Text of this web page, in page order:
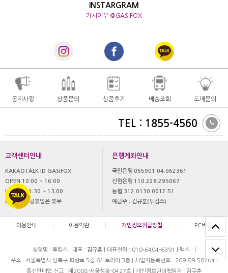
INSTARGRAM
가시여우 @GASIFOX
공지사항 상품문의 상품후기 배송조회 도매문의
TEL : 1855-4560
고객센터안내
KAKAOTALK ID GASIFOX
OPEN 10:00 ~ 16:00
LUNCH 11:30 ~ 13:00
OFF 토,일 공휴일은 휴무
은행계좌안내
국민은행 065901.04.062361
신한은행 110.228.295067
농협 312.0130.0012.51
예금주 : 김규훈(투킴스)
이용안내 이용약관 개인정보취급방침 PC버젼
상점명 : 투킴스 대표 : 김규훈 대표전화 : 010-6404-6391 팩스 :
주소 : 서울특별시 성북구 화랑로 5길 64 트라이 3층
사업자등록번호 : 209-09-58704 |
통신판매업 신고 : 제2008-서울성북-0427호
개인정보관리책임자 : 김규훈